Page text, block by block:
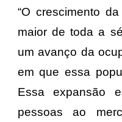
“O crescimento
maior de toda a
um avanço da
em que essa
Essa expansão
pessoas ao